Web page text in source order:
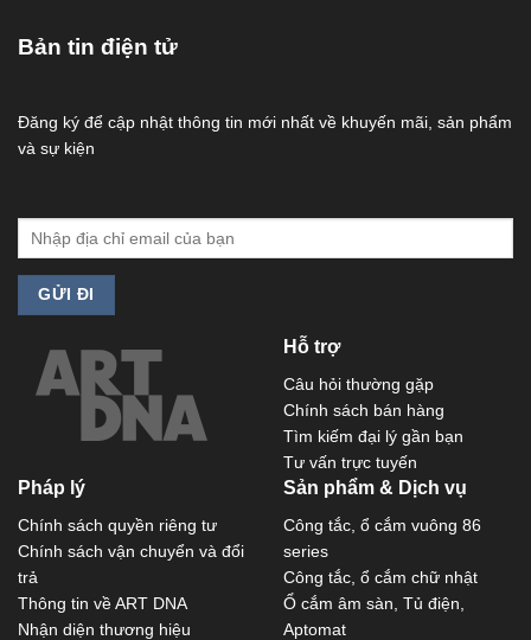
Bản tin điện tử
Đăng ký để cập nhật thông tin mới nhất về khuyến mãi, sản phẩm
và sự kiện
Hỗ trợ
Câu hỏi thường gặp
Chính sách bán hàng
Tìm kiếm đại lý gần bạn
Tư vấn trực tuyến
Pháp lý
Chính sách quyền riêng tư
Chính sách vận chuyển và đổi
trả
Thông tin về ART DNA
Nhận diện thương hiệu
Sản phẩm & Dịch vụ
Công tắc, ổ cắm vuông 86
series
Công tắc, ổ cắm chữ nhật
Ổ cắm âm sàn, Tủ điện,
Aptomat